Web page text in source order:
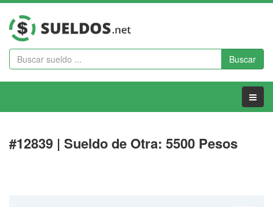
Buscar
Menu
#12839 | Sueldo de Otra: 5500 Pesos